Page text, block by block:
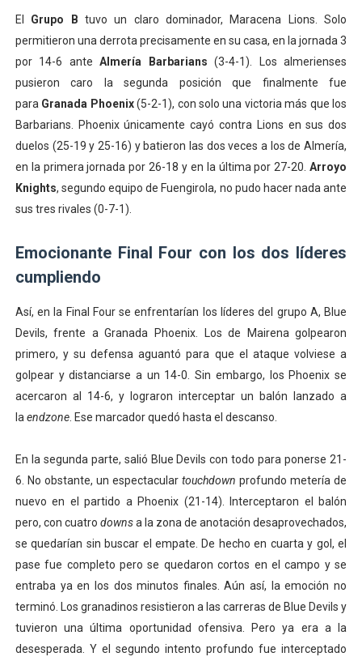
El Grupo B tuvo un claro dominador, Maracena Lions. Solo
permitieron una derrota precisamente en su casa, en la jornada 3
por 14-6 anteAlmería Barbarians (3-4-1). Los almerienses
pusieron caro la segunda posición que finalmente fue
para Granada Phoenix(5-2-1), con solo una victoria más que los
Barbarians. Phoenix únicamente cayó contra Lions en sus dos
duelos (25-19 y 25-16) y batieron las dos veces a los de Almería,
en la primera jornada por 26-18 y en la última por 27-20.Arroyo
Knights, segundo equipo de Fuengirola, no pudo hacer nada ante
sus tres rivales (0-7-1).
Emocionante Final Four con los dos líderes
cumpliendo
Así, en la Final Four se enfrentarían los líderes del grupo A, Blue
Devils, frente a Granada Phoenix. Los de Mairena golpearon
primero, y su defensa aguantó para que el ataque volviese a
golpear y distanciarse a un 14-0. Sin embargo, los Phoenix se
acercaron al 14-6, y lograron interceptar un balón lanzado a
la endzone. Ese marcador quedó hasta el descanso.
En la segunda parte, salió Blue Devils con todo para ponerse 21-
6. No obstante, un espectaculartouchdownprofundo metería de
nuevo en el partido a Phoenix (21-14). Interceptaron el balón
pero, con cuatro downsa la zona de anotación desaprovechados,
se quedarían sin buscar el empate. De hecho en cuarta y gol, el
pase fue completo pero se quedaron cortos en el campo y se
entraba ya en los dos minutos finales. Aún así, la emoción no
terminó. Los granadinos resistieron a las carreras de Blue Devils y
tuvieron una última oportunidad ofensiva. Pero ya era a la
desesperada. Y el segundo intento profundo fue interceptado